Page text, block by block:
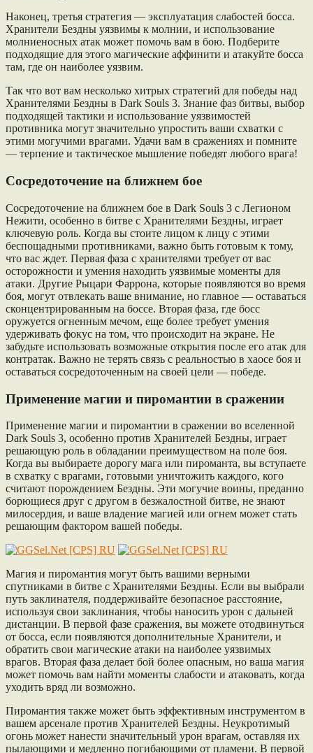
Наконец, третья стратегия — эксплуатация слабостей босса.
Хранители Бездны уязвимы к молнии, и использование
молниеносных атак может помочь вам в бою. Подберите
подходящие для этого магические аффинити и атакуйте босса
там, где он наиболее уязвим.
Так что вот вам несколько хитрых стратегий для победы над
Хранителями Бездны в Dark Souls 3. Знание фаз битвы, выбор
подходящей тактики и использование уязвимостей
противника могут значительно упростить ваши схватки с
этими могучими врагами. Удачи вам в сражениях и помните
— терпение и тактическое мышление победят любого врага!
Сосредоточение на ближнем бое
Сосредоточение на ближнем бое в Dark Souls 3 с Легионом
Нежити, особенно в битве с Хранителями Бездны, играет
ключевую роль. Когда вы стоите лицом к лицу с этими
беспощадными противниками, важно быть готовым к тому,
что вас ждет. Первая фаза с хранителями требует от вас
осторожности и умения находить уязвимые моменты для
атаки. Другие Рыцари Фаррона, которые появляются во время
боя, могут отвлекать ваше внимание, но главное — оставаться
сконцентрированным на боссе. Вторая фаза, где босс
оружуется огненным мечом, еще более требует умения
удерживать фокус на том, что происходит на экране. Не
забудьте использовать возможные открытия после его атак для
контратак. Важно не терять связь с реальностью в хаосе боя и
оставаться сосредоточенным на своей цели — победе.
Применение магии и пиромантии в сражении
Применение магии и пиромантии в сражении во вселенной
Dark Souls 3, особенно против Хранителей Бездны, играет
решающую роль в обладании преимуществом на поле боя.
Когда вы выбираете дорогу мага или пироманта, вы вступаете
в схватку с врагами, готовыми уничтожить каждого, кого
считают порождением Бездны. Эти могучие воины, преданно
борющиеся друг с другом в безжалостной битве, не знают
милосердия, и ваше владение магией или огнем может стать
решающим фактором вашей победы.
Магия и пиромантия могут быть вашими верными
спутниками в битве с Хранителями Бездны. Если вы выбрали
путь заклинателя, поддерживайте безопасное расстояние,
используя свои заклинания, чтобы наносить урон с дальней
дистанции. В первой фазе сражения, вы можете отодвинуться
от босса, если появляются дополнительные Хранители, и
обратить свои магические атаки на наиболее уязвимых
врагов. Вторая фаза делает бой более опасным, но ваша магия
может помочь вам найти моменты слабости и атаковать, когда
уходить вряд ли возможно.
Пиромантия также может быть эффективным инструментом в
вашем арсенале против Хранителей Бездны. Неукротимый
огонь может нанести значительный урон врагам, оставляя их
пылающими и медленно погибающими от пламени. В первой